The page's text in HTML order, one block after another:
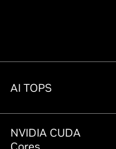
AI TOPS
NVIDIA CUDA
Cores